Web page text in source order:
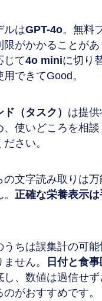
ルはGPT-4o。無料
限がかかることがあ
じて4o miniに切り
できてGood。
ド（タスク） は提
、使いどころを相
さい。
の文字読み取りは
。正確な栄養表示は
うちは誤集計の可能
せん。
日付と食
し、数値は過信せず
がおすすめです。